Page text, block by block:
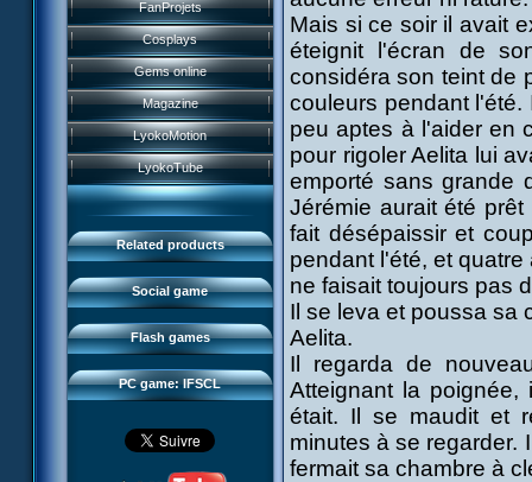
FanProjets
Cosplays
Gems online
Magazine
LyokoMotion
LyokoTube
Related products
Books
Video games
Games and toys
Card game
Goodies
Others
Catalogue
Social game
History
Characters
Powers
Game guide
Missions
Monsters
Maps & Gallery
Social Gamers
3D Duo
Flash games
Anti-XANA formation
Hornet attack
Death of the hornets
Monster Swarm
CL race 2
Aelita's Battle
Odd's Battle
Code Lyoko's Galaxy
Manta Bomber
Sector 2 Escape
PC game: IFSCL
Presentation
IFSCL news
Media
FAQ
Downloads
IFSCL network
Mais si ce soir il avait
éteignit l'écran de
considéra son teint de
couleurs pendant l'été.
peu aptes à l'aider en
pour rigoler Aelita lui
emporté sans grande
Jérémie aurait été
fait désépaissir et
pendant l'été, et
ne faisait toujours pas
Il se leva et poussa sa
Aelita.
Il regarda de
Atteignant la
était. Il se maudit et
minutes à se regarder.
fermait sa chambre à